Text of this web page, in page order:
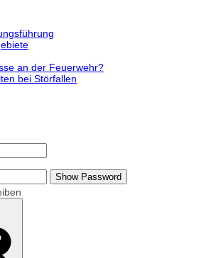
an der Feuerwehr?
bei Störfallen
Show Password